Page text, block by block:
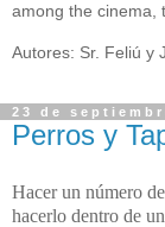
among the cinema,
Autores: Sr. Feliú y
23 de
Perros y
Hacer un número
hacerlo dentro de